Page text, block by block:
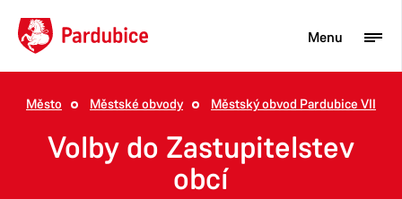
Turista
Aktuality
Město Městské obvody Městský obvod Pardubice VII
Volby do Zastupitelstev
obcí
Menu